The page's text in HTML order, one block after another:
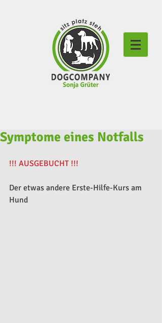
Symptome eines Notfalls
!!! AUSGEBUCHT !!!
Der etwas andere Erste-Hilfe-Kurs am
Hund​